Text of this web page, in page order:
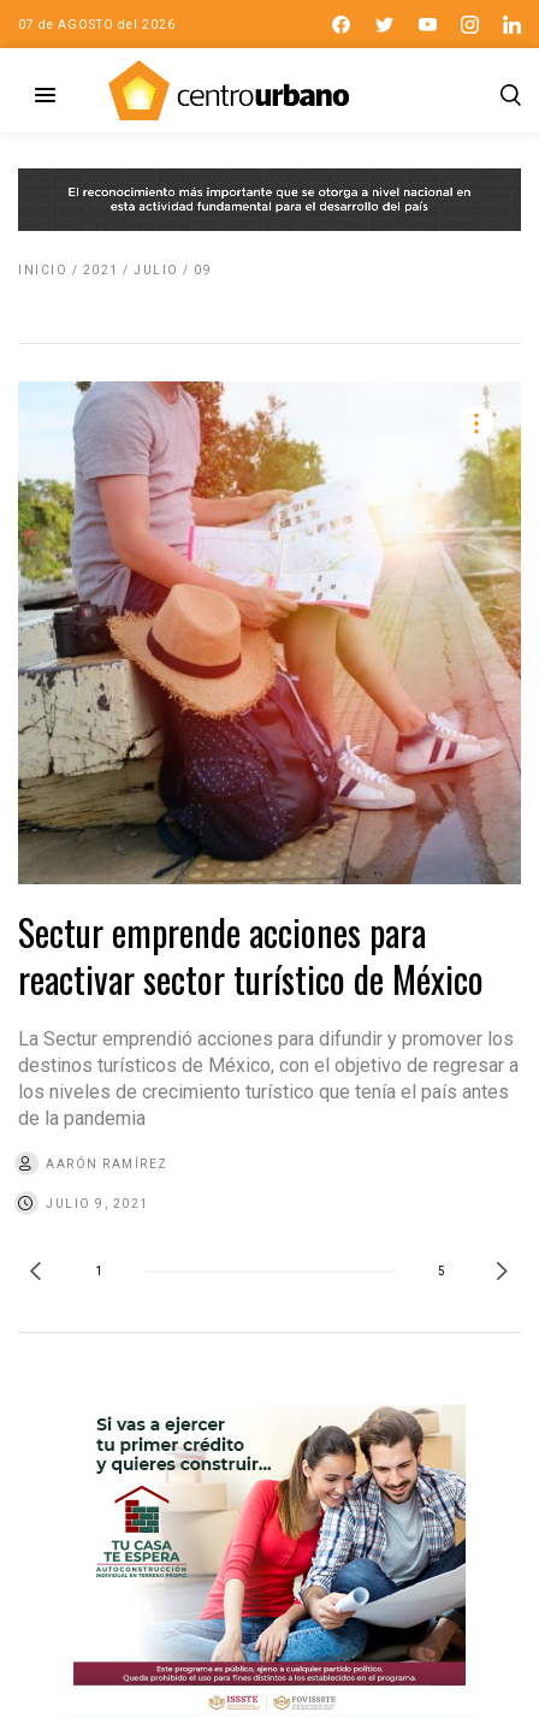
07 de AGOSTO del 2026
INICIO / 2021 / JULIO / 09
Sectur emprende acciones para
reactivar sector turístico de México
La Sectur emprendió acciones para difundir y promover los
destinos turísticos de México, con el objetivo de regresar a
los niveles de crecimiento turístico que tenía el país antes
de la pandemia
AARÓN RAMÍREZ
JULIO 9, 2021
1 5